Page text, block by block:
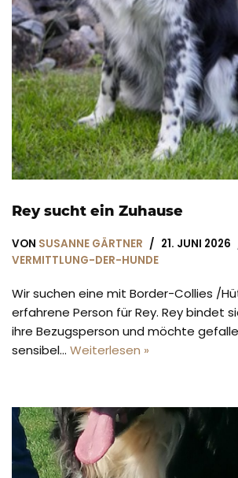
Rey sucht ein Zuhause
VON SUSANNE GÄRTNER
21. JUNI 2026
VERMITTLUNG-DER-HUNDE
Wir suchen eine mit Border-Collies /
erfahrene Person für Rey. Rey bindet
ihre Bezugsperson und möchte
sensibel… Weiterlesen »